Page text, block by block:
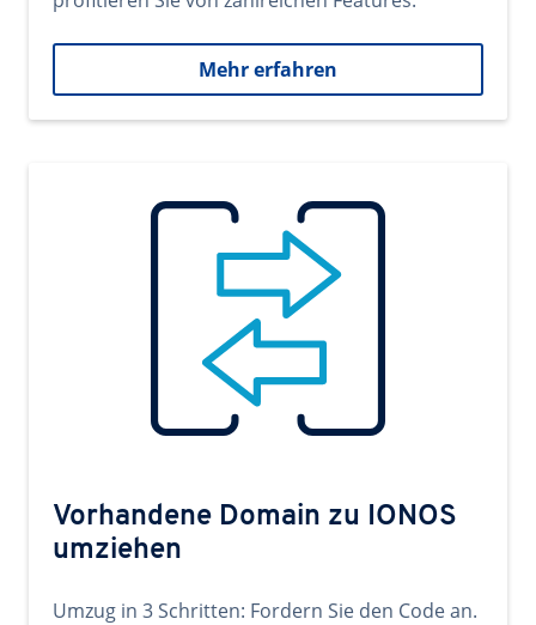
Mehr erfahren
Vorhandene Domain zu IONOS
umziehen
Umzug in 3 Schritten: Fordern Sie den Code an.